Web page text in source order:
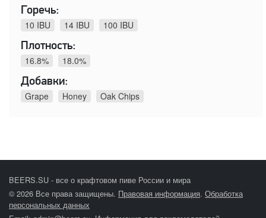
Горечь:
10 IBU
14 IBU
100 IBU
Плотность:
16.8%
18.0%
Добавки:
Grape
Honey Oak Chips
BEERS.SU - все о крафтовом пиве России и мира
© 2026 Все права защищены. Правовая информация. Обработка
персональных данных